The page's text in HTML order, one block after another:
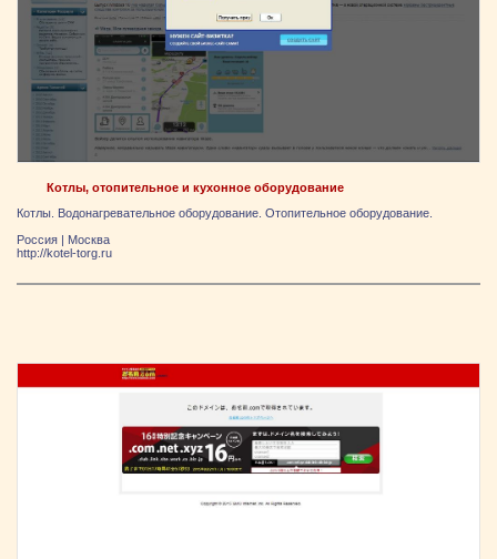
Котлы, отопительное и кухонное оборудование
Котлы. Водонагревательное оборудование. Отопительное оборудование.
Россия
Москва
http://kotel-torg.ru